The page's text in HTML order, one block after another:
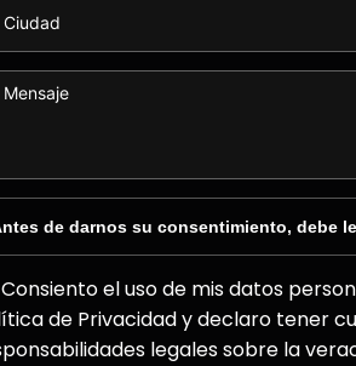
de darnos su consentimiento, debe
Consiento el uso de mis datos
de Privacidad y declaro tener
legales sobre la